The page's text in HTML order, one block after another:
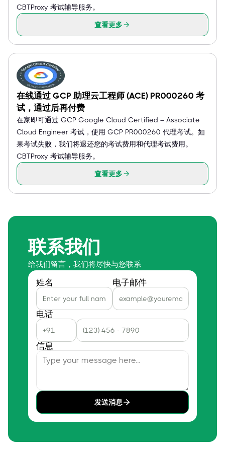
CBTProxy 考试辅导服务。
查看更多
在线通过 GCP 助理云工程师 (ACE) PR000260 考
试，通过后再付费
在家即可通过 GCP Google Cloud Certified – Associate
Cloud Engineer 考试，使用 GCP PR000260 代理考试。如
果考试失败，我们将退还您的考试费用和代理考试费用。
CBTProxy 考试辅导服务。
查看更多
联系我们
给我们留言，我们将尽快与您联系
姓名 电子邮件
电话
信息
发送消息